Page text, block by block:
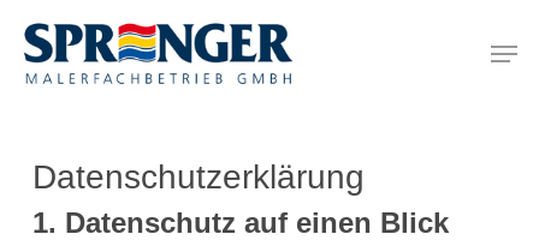
main
Datenschutzerklärung
1. Datenschutz auf einen Blick